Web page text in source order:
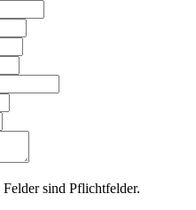
sind Pflichtfelder.